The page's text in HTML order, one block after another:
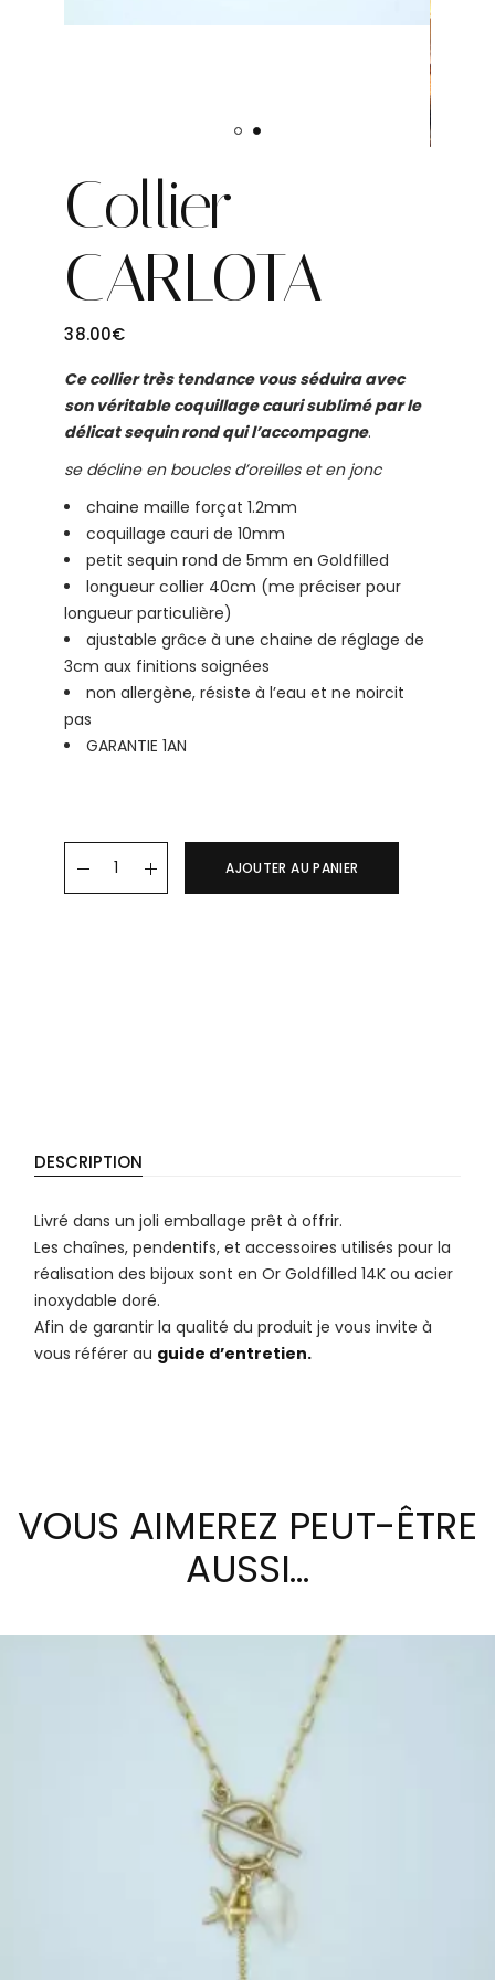
Collier
CARLOTA
38.00€
Ce collier très tendance vous séduira avec
son véritable coquillage cauri sublimé par le
délicat sequin rond qui l’accompagne.
se décline en boucles d’oreilles et en jonc
chaine maille forçat 1.2mm
coquillage cauri de 10mm
petit sequin rond de 5mm en Goldfilled
longueur collier 40cm (me préciser pour
longueur particulière)
ajustable grâce à une chaine de réglage de
3cm aux finitions soignées
non allergène, résiste à l’eau et ne noircit
pas
GARANTIE 1AN
Collier CARLOTA quantity
AJOUTER AU PANIER
DESCRIPTION
Livré dans un joli emballage prêt à offrir.
Les chaînes, pendentifs, et accessoires utilisés pour la
réalisation des bijoux sont en Or Goldfilled 14K ou acier
inoxydable doré.
Afin de garantir la qualité du produit je vous invite à
vous référer au guide d’entretien.
VOUS AIMEREZ PEUT-ÊTRE
AUSSI…